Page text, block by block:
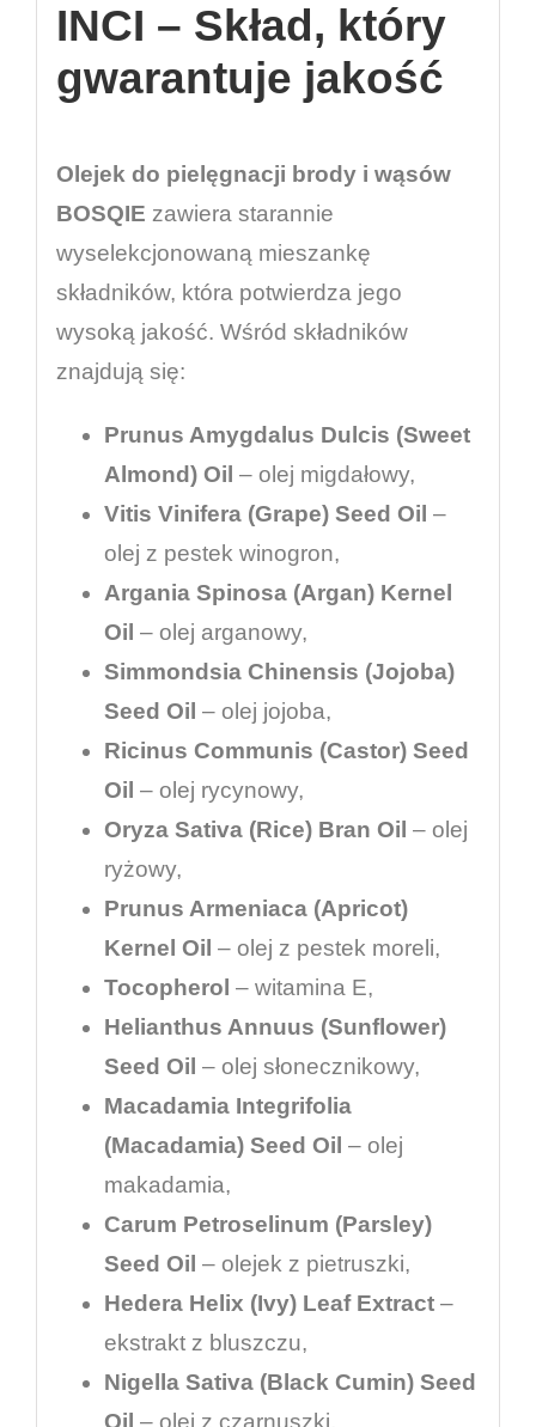
INCI – Skład, który
gwarantuje jakość
Olejek do pielęgnacji brody i wąsów
BOSQIE zawiera starannie
wyselekcjonowaną mieszankę
składników, która potwierdza jego
wysoką jakość. Wśród składników
znajdują się:
Prunus Amygdalus Dulcis (Sweet
Almond) Oil – olej migdałowy,
Vitis Vinifera (Grape) Seed Oil –
olej z pestek winogron,
Argania Spinosa (Argan) Kernel
Oil – olej arganowy,
Simmondsia Chinensis (Jojoba)
Seed Oil – olej jojoba,
Ricinus Communis (Castor) Seed
Oil – olej rycynowy,
Oryza Sativa (Rice) Bran Oil – olej
ryżowy,
Prunus Armeniaca (Apricot)
Kernel Oil – olej z pestek moreli,
Tocopherol – witamina E,
Helianthus Annuus (Sunflower)
Seed Oil – olej słonecznikowy,
Macadamia Integrifolia
(Macadamia) Seed Oil – olej
makadamia,
Carum Petroselinum (Parsley)
Seed Oil – olejek z pietruszki,
Hedera Helix (Ivy) Leaf Extract–
ekstrakt z bluszczu,
Nigella Sativa (Black Cumin) Seed
Oil – olej z czarnuszki,